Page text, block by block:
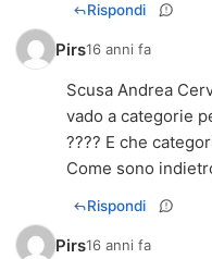
Rispondi
Pirs16 anni fa
Scusa Andrea
vado a categorie
???? E che
Come sono
Rispondi
Pirs16 anni fa